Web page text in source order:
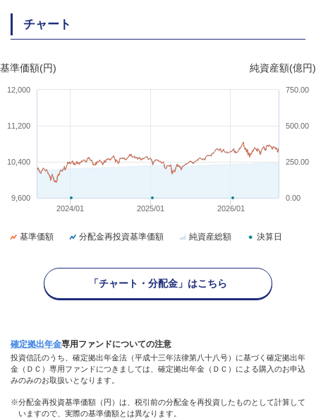
チャート
基準価額(円) 純資産額(億円)
2024/01 2025/01 2026/01
9,600
10,400
11,200
12,000
0.00
250.00
500.00
750.00
基準価額 分配金再投資基準価額 純資産総額 決算日
「チャート・分配金」はこちら
確定拠出年金専用 ファンドについての注意
投資信託のうち、確定拠出年金法（平成十三年法律第八十八号）に基づく確定拠出年
金（ＤＣ）専用ファンドにつきましては、確定拠出年金（ＤＣ）による購入のお申込
みのみのお取扱いとなります。
※分配金再投資基準価額（円）は、税引前の分配金を再投資したものとして計算して
いますので、実際の基準価額とは異なります。